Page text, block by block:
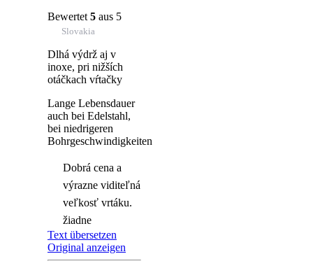
Bewertet 5 aus 5
Slovakia
Dlhá výdrž aj v
inoxe, pri nižších
otáčkach vŕtačky
Lange Lebensdauer
auch bei Edelstahl,
bei niedrigeren
Bohrgeschwindigkeiten
Dobrá cena a
výrazne viditeľná
veľkosť vrtáku.
žiadne
Text übersetzen
Original anzeigen